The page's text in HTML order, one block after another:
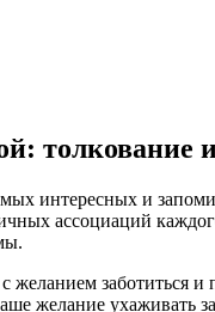
толкование
интересных и
ассоциаций
желанием
желание ухаживать